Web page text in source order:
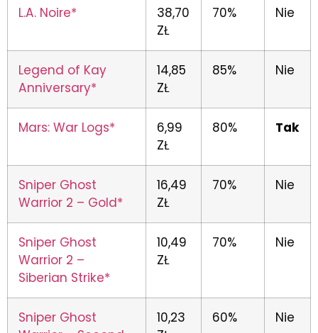
L.A. Noire*
38,70
ZŁ
70% Nie
Legend of Kay
Anniversary*
14,85
ZŁ
85% Nie
Mars: War Logs*
6,99
ZŁ
80% Tak
Sniper Ghost
Warrior 2 – Gold*
16,49
ZŁ
70% Nie
Sniper Ghost
Warrior 2 –
Siberian Strike*
10,49
ZŁ
70% Nie
Sniper Ghost
10,23
60% Nie